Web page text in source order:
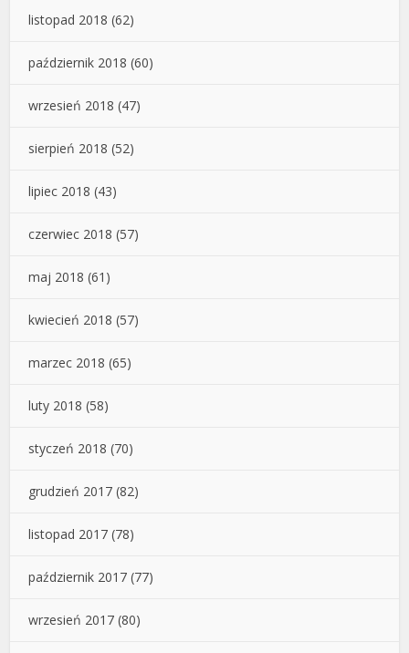
listopad 2018 (62)
październik 2018 (60)
wrzesień 2018 (47)
sierpień 2018 (52)
lipiec 2018 (43)
czerwiec 2018 (57)
maj 2018 (61)
kwiecień 2018 (57)
marzec 2018 (65)
luty 2018 (58)
styczeń 2018 (70)
grudzień 2017 (82)
listopad 2017 (78)
październik 2017 (77)
wrzesień 2017 (80)